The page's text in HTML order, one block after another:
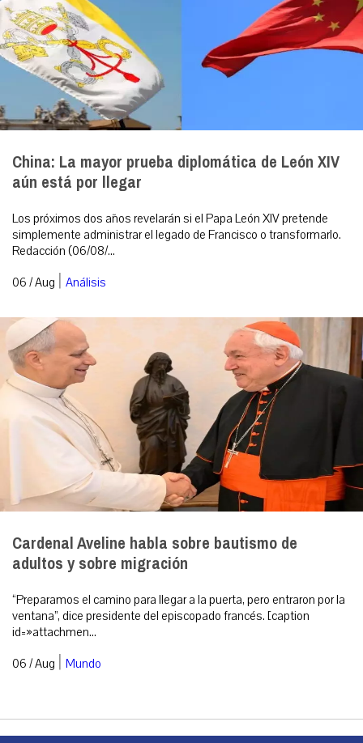
China: La mayor prueba diplomática de León XIV
aún está por llegar
Los próximos dos años revelarán si el Papa León XIV pretende
simplemente administrar el legado de Francisco o transformarlo.
Redacción (06/08/...
06 / Aug | Análisis
Cardenal Aveline habla sobre bautismo de
adultos y sobre migración
“Preparamos el camino para llegar a la puerta, pero entraron por la
ventana”, dice presidente del episcopado francés. [caption
id=»attachmen...
06 / Aug | Mundo